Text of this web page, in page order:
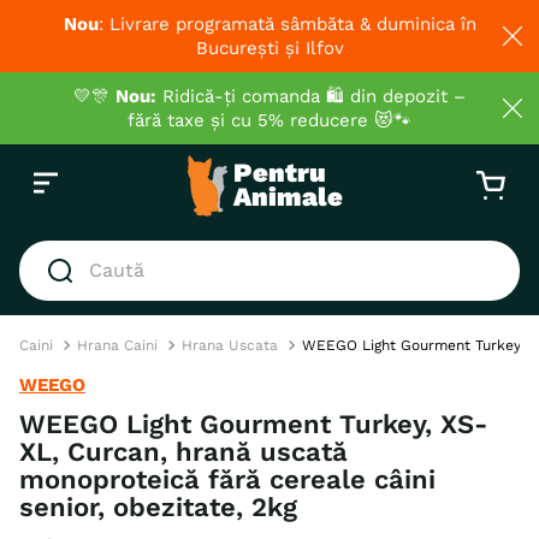
Nou: Livrare programată sâmbăta & duminica în
București și Ilfov
💛🎊 Nou: Ridică-ți comanda 🛍️ din depozit –
fără taxe și cu 5% reducere 😻🐾
Caută
hrana uscata pisici
4.
recompense
Caini Hrana Caini Hrana Uscata WEEGO Light Gourment Turkey,
WEEGO
WEEGO Light Gourment Turkey, XS-
XL, Curcan, hrană uscată
monoproteică fără cereale câini
senior, obezitate, 2kg